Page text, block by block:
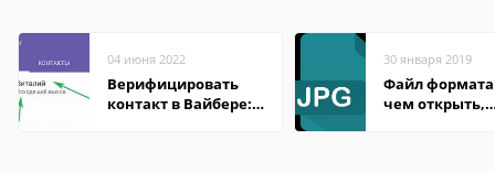
04 июня 2022
Верифицировать
контакт в Вайбере:
30 января 2019
Файл формата
чем открыть,